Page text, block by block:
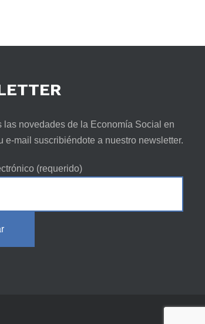
las novedades de la Economía Social en
e-mail suscribiéndote a nuestro newsletter.
(requerido)